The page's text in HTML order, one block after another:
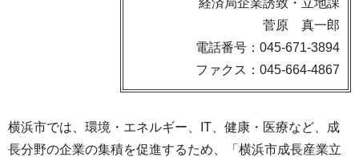
経済局企業誘致・立地課
菅原 真一郎
電話番号：045-671-3894
ファクス：045-664-4867
横浜市では、環境・エネルギー、IT、健康・医療など、成
長分野の企業の集積を促進するため、「横浜市成長産業立